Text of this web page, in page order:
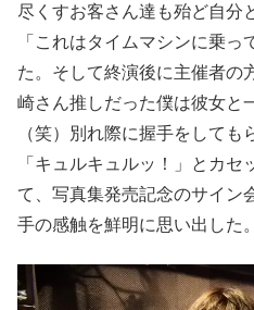
尽くすお客さん達も殆ど自分
「これはタイムマシンに乗
た。そして終演後に主催者の
崎さん推しだった僕は彼女と
（笑）別れ際に握手をして
「キュルキュルッ！」とカ
て、写真集発売記念のサイン
手の感触を鮮明に思い出した。